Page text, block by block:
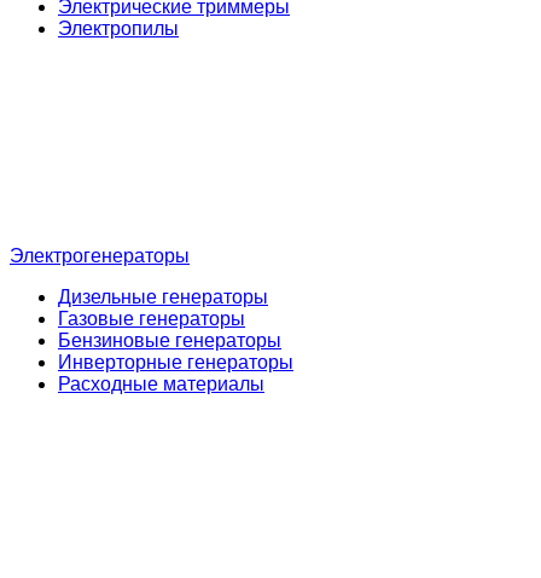
Электрические триммеры
Электропилы
Электрогенераторы
Дизельные генераторы
Газовые генераторы
Бензиновые генераторы
Инверторные генераторы
Расходные материалы